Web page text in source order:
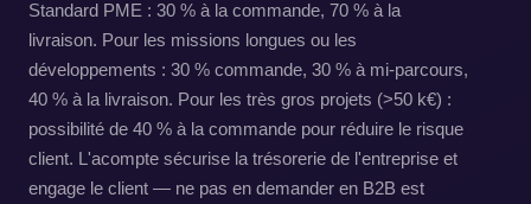
Standard PME : 30 % à la commande, 70 % à la
livraison. Pour les missions longues ou les
développements : 30 % commande, 30 % à mi-parcours,
40 % à la livraison. Pour les très gros projets (>50 k€) :
possibilité de 40 % à la commande pour réduire le risque
client. L'acompte sécurise la trésorerie de l'entreprise et
engage le client — ne pas en demander en B2B est